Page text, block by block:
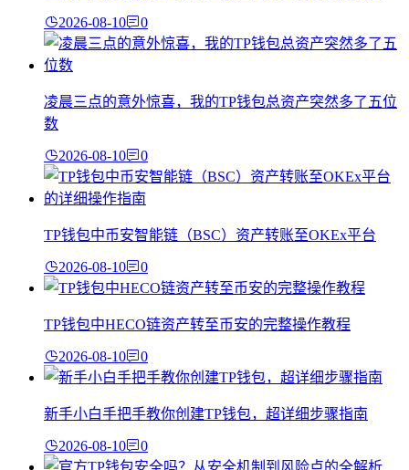
2026-08-10 0
凌晨三点的意外惊喜，我的TP钱包总资产突然多了五位
数
2026-08-10 0
TP钱包中币安智能链（BSC）资产转账至OKEx平台
2026-08-10 0
TP钱包中HECO链资产转至币安的完整操作教程
2026-08-10 0
新手小白手把手教你创建TP钱包，超详细步骤指南
2026-08-10 0